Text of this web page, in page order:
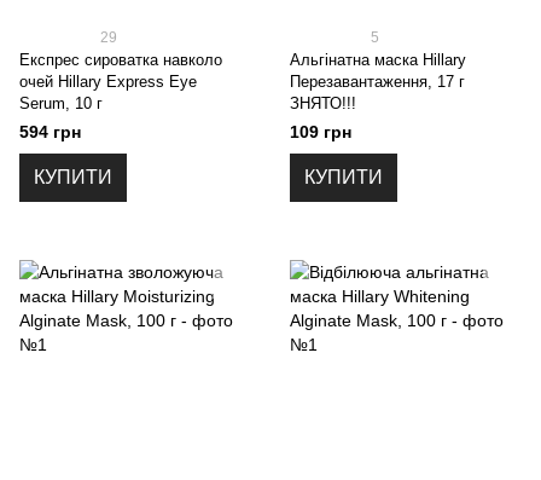
29
Експрес сироватка навколо
очей Hillary Express Eye
Serum, 10 г
594 грн
КУПИТИ
5
Альгінатна маска Hillary
Перезавантаження, 17 г
ЗНЯТО!!!
109 грн
КУПИТИ